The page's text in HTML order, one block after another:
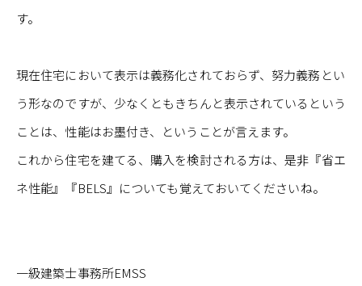
す。
現在住宅において表示は義務化されておらず、努力義務とい
う形なのですが、少なくともきちんと表示されているという
ことは、性能はお墨付き、ということが言えます。
これから住宅を建てる、購入を検討される方は、是非『省エ
ネ性能』『BELS』についても覚えておいてくださいね。
一級建築士事務所EMSS